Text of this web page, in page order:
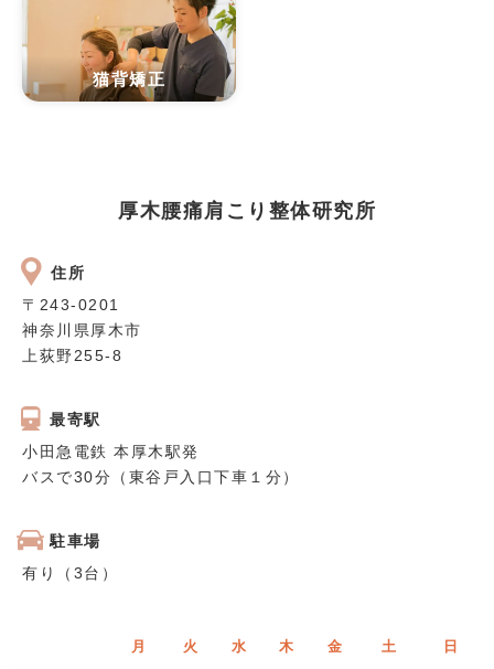
猫背矯正
厚木腰痛肩こり整体研究所
住所
〒243‐0201
神奈川県厚木市
上荻野255-8
最寄駅
小田急電鉄 本厚木駅発
バスで30分（東谷戸入口下車１分）
駐車場
有り（3台）
月 火 水 木 金 土 日